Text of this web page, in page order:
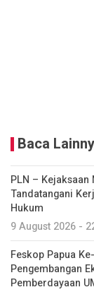
Baca
PLN –
Tandatangani
Hukum
9 August 2026 -
Feskop Papua
Pengembangan
Pemberdayaan